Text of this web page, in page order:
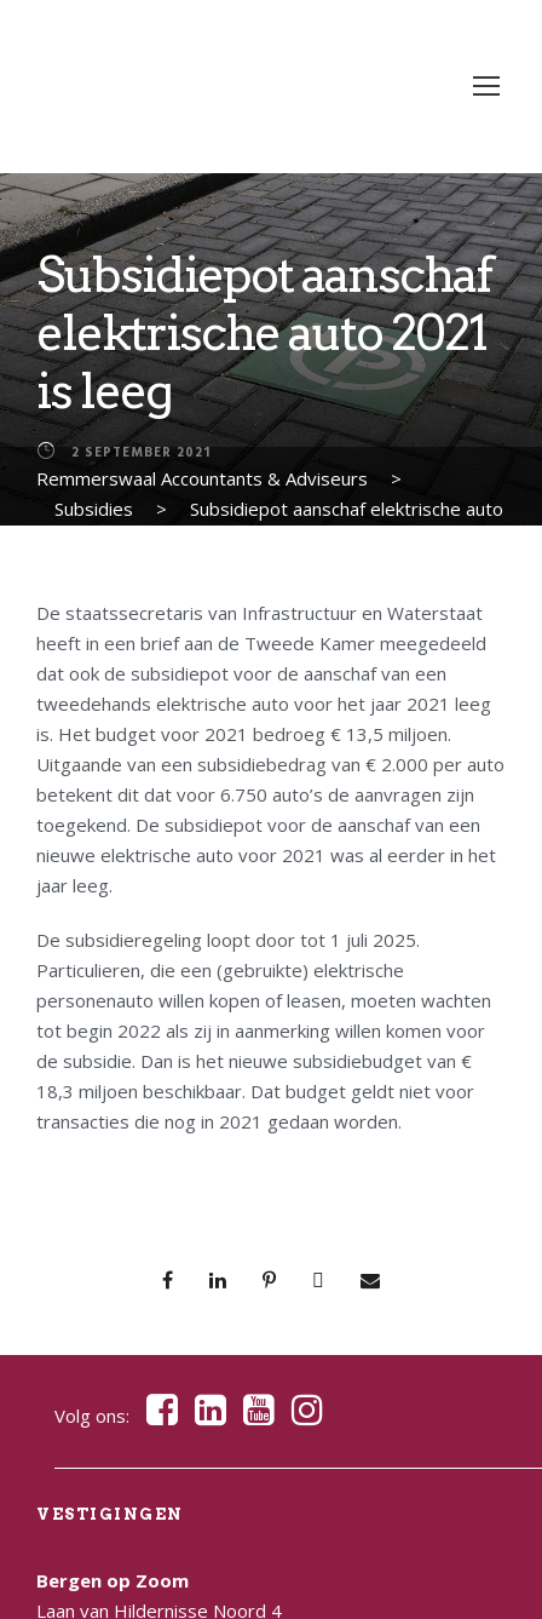
Subsidiepot aanschaf
elektrische auto 2021
is leeg
2 SEPTEMBER 2021
Remmerswaal Accountants & Adviseurs
>
Subsidies
>
Subsidiepot aanschaf elektrische auto
De staatssecretaris van Infrastructuur en Waterstaat
heeft in een brief aan de Tweede Kamer meegedeeld
dat ook de subsidiepot voor de aanschaf van een
tweedehands elektrische auto voor het jaar 2021 leeg
is. Het budget voor 2021 bedroeg € 13,5 miljoen.
Uitgaande van een subsidiebedrag van € 2.000 per auto
betekent dit dat voor 6.750 auto’s de aanvragen zijn
toegekend. De subsidiepot voor de aanschaf van een
nieuwe elektrische auto voor 2021 was al eerder in het
jaar leeg.
De subsidieregeling loopt door tot 1 juli 2025.
Particulieren, die een (gebruikte) elektrische
personenauto willen kopen of leasen, moeten wachten
tot begin 2022 als zij in aanmerking willen komen voor
de subsidie. Dan is het nieuwe subsidiebudget van €
18,3 miljoen beschikbaar. Dat budget geldt niet voor
transacties die nog in 2021 gedaan worden.
Volg ons:
VESTIGINGEN
Bergen op Zoom
Laan van Hildernisse Noord 4